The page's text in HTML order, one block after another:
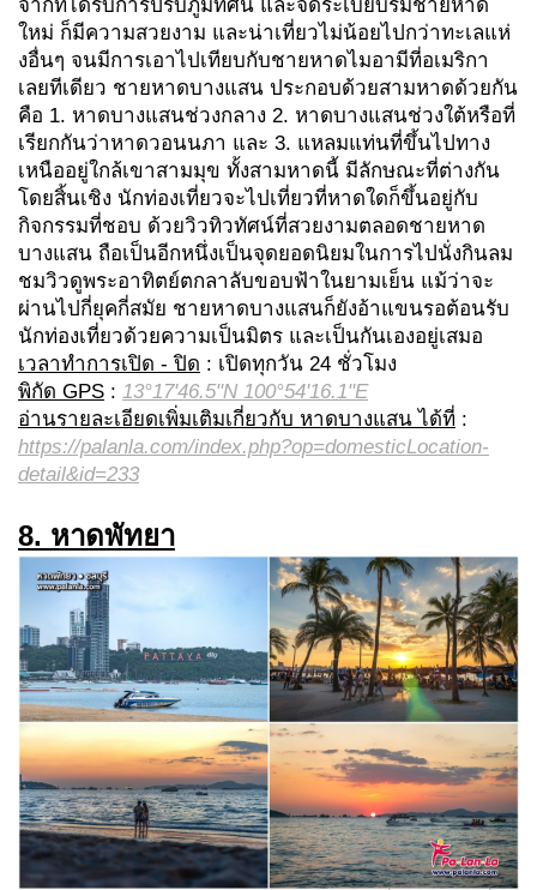
จากที่ได้รับการปรับภูมิทัศน์ และจัดระเบียบริมชายหาด
ใหม่ ก็มีความสวยงาม และน่าเที่ยวไม่น้อยไปกว่าทะเลแห่
งอื่นๆ จนมีการเอาไปเทียบกับชายหาดไมอามีที่อเมริกา
เลยทีเดียว ชายหาดบางแสน ประกอบด้วยสามหาดด้วยกัน
คือ 1. หาดบางแสนช่วงกลาง 2. หาดบางแสนช่วงใต้หรือที่
เรียกกันว่าหาดวอนนภา และ 3. แหลมแท่นที่ขึ้นไปทาง
เหนืออยู่ใกล้เขาสามมุข ทั้งสามหาดนี้ มีลักษณะที่ต่างกัน
โดยสิ้นเชิง นักท่องเที่ยวจะไปเที่ยวที่หาดใดก็ขึ้นอยู่กับ
กิจกรรมที่ชอบ ด้วยวิวทิวทัศน์ที่สวยงามตลอดชายหาด
บางแสน ถือเป็นอีกหนึ่งเป็นจุดยอดนิยมในการไปนั่งกินลม
ชมวิวดูพระอาทิตย์ตกลาลับขอบฟ้าในยามเย็น แม้ว่าจะ
ผ่านไปกี่ยุคกี่สมัย ชายหาดบางแสนก็ยังอ้าแขนรอต้อนรับ
นักท่องเที่ยวด้วยความเป็นมิตร และเป็นกันเองอยู่เสมอ
เวลาทำการเปิด - ปิด : เปิดทุกวัน 24 ชั่วโมง
พิกัด GPS : 13°17'46.5"N 100°54'16.1"E
อ่านรายละเอียดเพิ่มเติมเกี่ยวกับ หาดบางแสน ได้ที่ :
https://palanla.com/index.php?op=domesticLocation-
detail&id=233
8. หาดพัทยา